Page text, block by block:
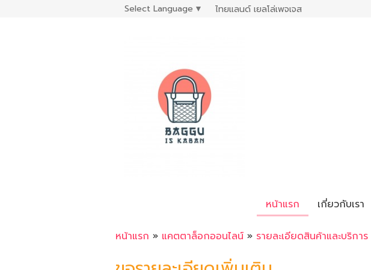
Select Language ▼ ไทยแลนด์ เยลโล่เพจเจส
หน้าแรก เกี่ยวกับเรา
หน้าแรก » แคตตาล็อกออนไลน์ » รายละเอียดสินค้าและบริการ